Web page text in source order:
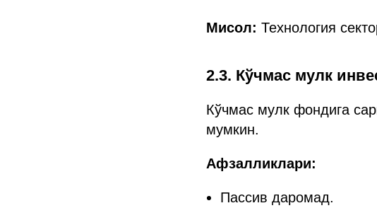
Мисол: Технология
2.3. Кўчмас мулк
Кўчмас мулк фондига
мумкин.
Афзалликлари:
Пассив даромад.